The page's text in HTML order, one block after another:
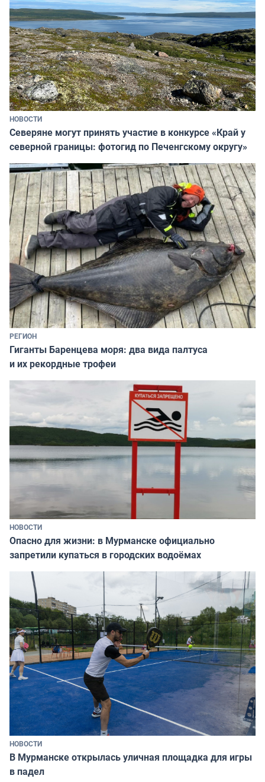
НОВОСТИ
Северяне могут принять участие в конкурсе «Край у
северной границы: фотогид по Печенгскому округу»
РЕГИОН
Гиганты Баренцева моря: два вида палтуса
и их рекордные трофеи
НОВОСТИ
Опасно для жизни: в Мурманске официально
запретили купаться в городских водоёмах
НОВОСТИ
В Мурманске открылась уличная площадка для игры
в падел